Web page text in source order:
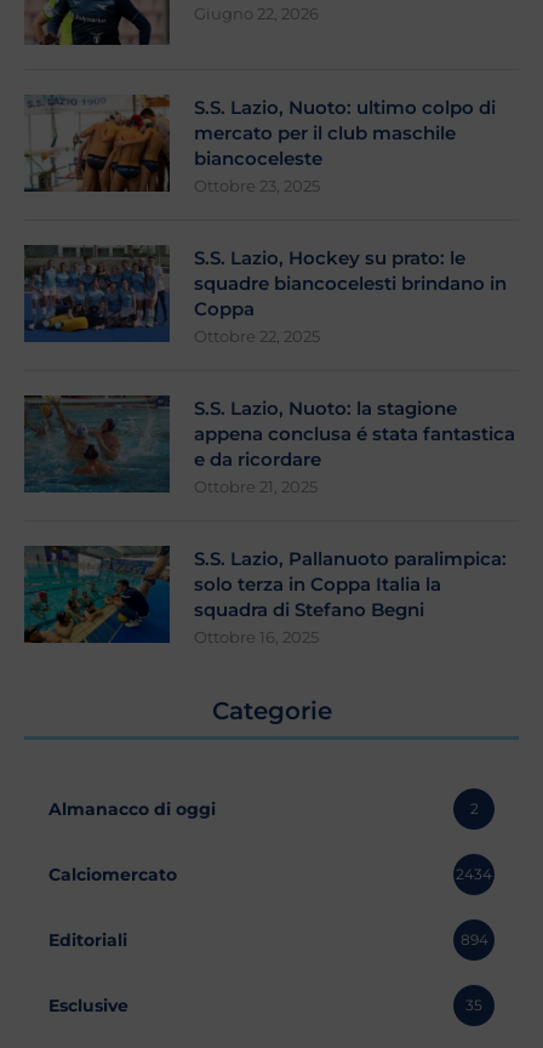
Giugno 22, 2026
S.S. Lazio, Nuoto: ultimo colpo di
mercato per il club maschile
biancoceleste
Ottobre 23, 2025
S.S. Lazio, Hockey su prato: le
squadre biancocelesti brindano in
Coppa
Ottobre 22, 2025
S.S. Lazio, Nuoto: la stagione
appena conclusa é stata fantastica
e da ricordare
Ottobre 21, 2025
S.S. Lazio, Pallanuoto paralimpica:
solo terza in Coppa Italia la
squadra di Stefano Begni
Ottobre 16, 2025
Categorie
Almanacco di oggi 2
Calciomercato 2434
Editoriali 894
Esclusive 35